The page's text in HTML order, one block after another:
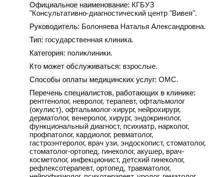
Официальное наименование: КГБУЗ
"Консультативно-диагностический центр "Вивея".
Руководитель: Болоняева Наталья Александровна.
Тип: государственная клиника.
Категория: поликлиники.
Кто может обслуживаться: взрослые.
Способы оплаты медицинских услуг: ОМС.
Перечень специалистов, работающих в клинике:
рентгенолог, невролог, терапевт, офтальмолог
(окулист), офтальмолог-хирург, нейрохирург,
дерматолог, венеролог, хирург, эндокринолог,
функциональный диагност, психиатр, нарколог,
профпатолог, кардиолог, ревматолог,
гастроэнтеролог, врач узи, эндоскопист, стоматолог,
стоматолог-ортопед, гинеколог, акушер, врач-
косметолог, инфекционист, детский гинеколог,
рефлексотерапевт, ортопед, травматолог,